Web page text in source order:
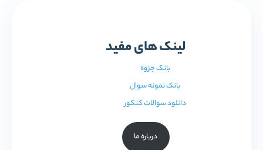
لینک های مفید
بانک جزوه
بانک نمونه سوال
دانلود سوالات کنکور
درباره ما